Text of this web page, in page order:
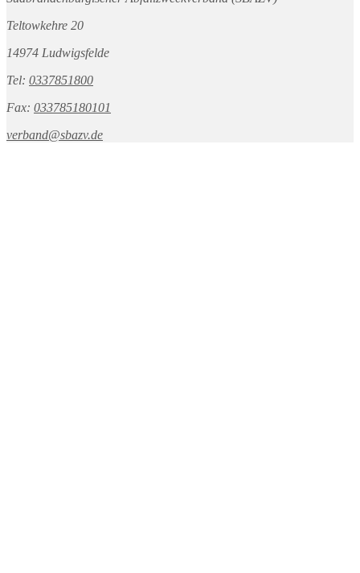
Teltowkehre 20
14974 Ludwigsfelde
Tel: 0337851800
Fax: 033785180101
verband@sbazv.de